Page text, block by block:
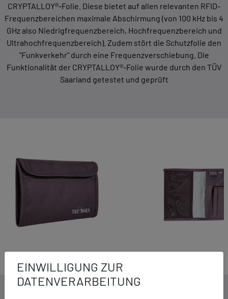
EINWILLIGUNG ZUR
DATENVERARBEITUNG
CRYPTALLOY®-Folie. Diese bietet auf allen relevanten RFID-
Frequenzbereichen maximale Abschirmung (von 100 kHz bis 4
GHz also Niedrigfrequenzbereich, Hochfrequenzbereich und
Ultrahochfrequenzbereich). Zudem stört die Schutzfolie den
"Funkverkehr" durch eine Frequenzverschiebung. Die
Funktionalität der CRYPTALLOY®-Folie wurde durch den TÜV
Saarland getestet und geprüft